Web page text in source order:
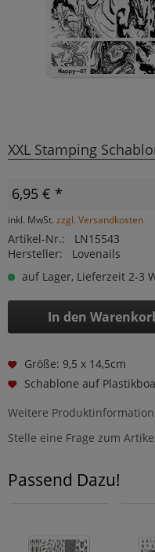
XXL Stamping
6,95 € *
inkl. MwSt. zzgl. Versandkosten
Artikel-Nr.:
LN15543
Hersteller:
Lovenails
auf Lager, Lieferzeit 2-3
In den
Größe: 9,5 x 14,5cm
Schablone auf
Weitere
Stelle eine Frage zum
Passend Dazu!